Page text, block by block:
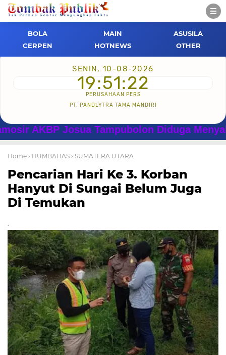
BOLA MAIN
ASUSILA
CERPEN
HOTNEWS OTHER
SENIN, 10-08-2026
19:51:23
PERUSAHAAN PERS
PT. PANDLYTRA TAMA MANDIRI
Josua Tampubolon Diduga
Home › HUMBAHAS › SUMATERA UTARA
Pencarian Hari Ke 3. Korban
Hanyut Di Sungai Belum Juga
Di Temukan